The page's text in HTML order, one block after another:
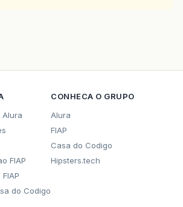
Alura
FIAP
do Codigo
CONHECA O GRUPO
Alura
FIAP
Casa do Codigo
Hipsters.tech